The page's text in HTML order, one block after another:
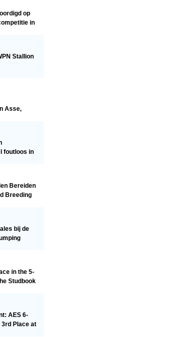
op
in
Stallion
Asse,
foutloos in
Bereiden
Breeding
bij de
in the 5-
Studbook
AES 6-
3rd Place at